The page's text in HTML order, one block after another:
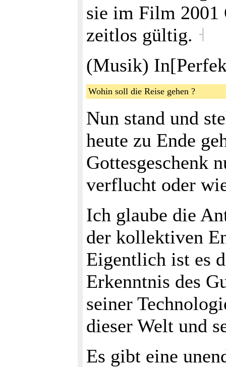
sie im Film 2001
zeitlos gültig. ˧
(Musik)
Wohin soll die Reise gehen ?
Nun stand und
heute zu Ende
Gottesgeschenk
verflucht oder
Ich glaube die
der kollektiven
Eigentlich ist es
Erkenntnis des
seiner
dieser Welt und
Es gibt eine